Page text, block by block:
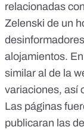
relacionadas
Zelenski de un
alojamientos.
similar al de la
variaciones, así
Las páginas
publicaran las